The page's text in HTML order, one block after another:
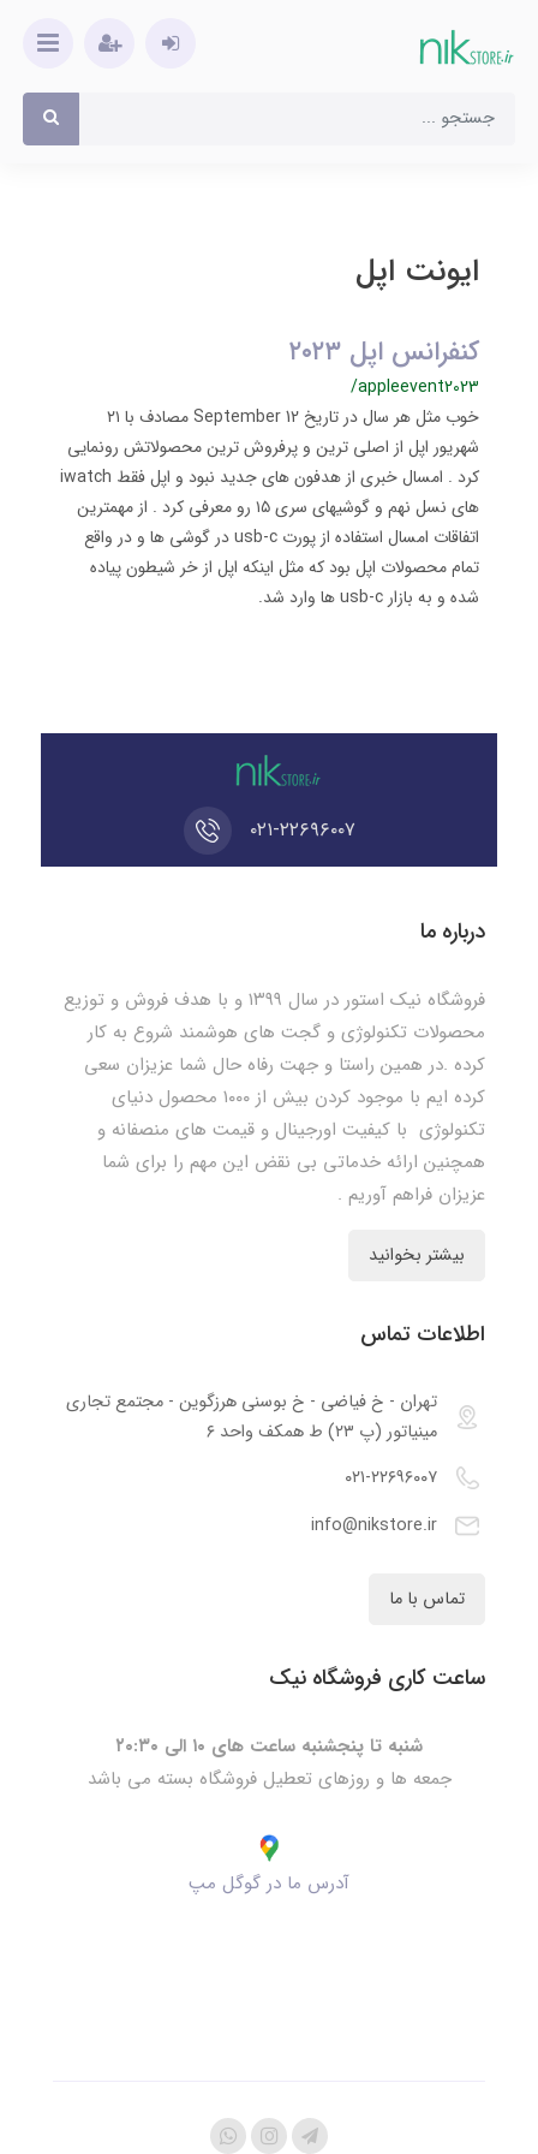
ایونت اپل
کنفرانس اپل ۲۰۲۳
/appleevent2023
​​​​خوب مثل هر سال در تاریخ September 12 مصادف با ۲۱
شهریور اپل از اصلی ترین و پرفروش ترین محصولاتش رونمایی
کرد . امسال خبری از هدفون های جدید نبود و اپل فقط iwatch
های نسل نهم و گوشیهای سری ۱۵ رو معرفی کرد . از مهمترین
اتفاقات امسال استفاده از پورت usb-c در گوشی ها و در واقع
تمام محصولات اپل بود که مثل اینکه اپل از خر شیطون پیاده
شده و به بازار usb-c ها وارد شد.
۰۲۱-۲۲۶۹۶۰۰۷
درباره ما
فروشگاه نیک استور در سال ۱۳۹۹ و با هدف فروش و توزیع
محصولات تکنولوژی و گجت های هوشمند شروع به کار
کرده .در همین راستا و جهت رفاه حال شما عزیزان سعی
کرده ایم با موجود کردن بیش از ۱۰۰۰ محصول دنیای
تکنولوژی با کیفیت اورجینال و قیمت های منصفانه و
همچنین ارائه خدماتی بی نقض این مهم را برای شما
عزیزان فراهم آوریم .
بیشتر بخوانید
اطلاعات تماس
تهران - خ فیاضی - خ بوسنی هرزگوین - مجتمع تجاری
مینیاتور (پ ۲۳) ط همکف واحد ۶
۰۲۱-۲۲۶۹۶۰۰۷
info@nikstore.ir
تماس با ما
ساعت کاری فروشگاه نیک
شنبه تا پنجشنبه ساعت های ۱۰ الی ۲۰:۳۰
جمعه ها و روزهای تعطیل فروشگاه بسته می باشد
آدرس ما در گوگل مپ